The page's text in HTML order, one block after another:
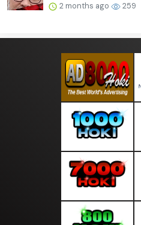
2 months ago 259